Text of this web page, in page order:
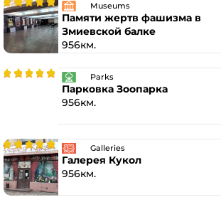
Museums
Памяти жертв фашизма в
Змиевской балке
956км.
Parks
Парковка Зоопарка
956км.
Galleries
Галерея Кукол
956км.